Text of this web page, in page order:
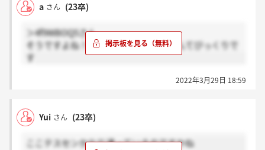
a さん (23卒)
＞4f9WBOQ5さん
そうですよね！そんな後に面接するなんてびっくりで
す
2022年3月29日 18:59
Yui さん (23卒)
ここテスセンかなり通っているのですかね